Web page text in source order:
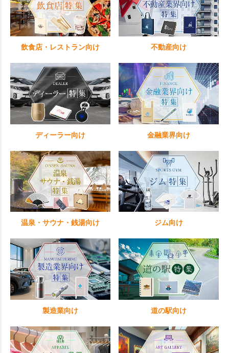
飲食店・レストラン向け 不動産向け
ディーラー向け 金融業界向け
温泉・サウナ・銭湯向け ジム向け
製造業向け 道の駅向け